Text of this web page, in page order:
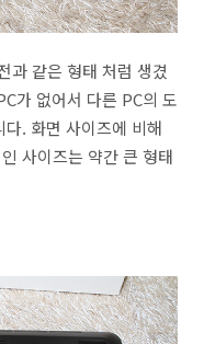
과 같은 형태 처럼 생겼
가 없어서 다른 PC의 도
. 화면 사이즈에 비해
사이즈는 약간 큰 형태